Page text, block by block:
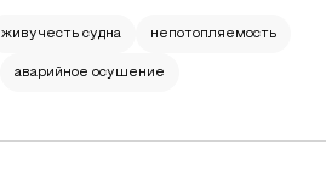
живучесть судна непотопляемость
аварийное осушение